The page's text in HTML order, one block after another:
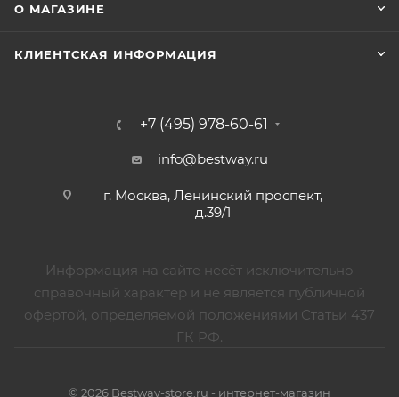
О МАГАЗИНЕ
КЛИЕНТСКАЯ ИНФОРМАЦИЯ
+7 (495) 978-60-61
info@bestway.ru
г. Москва, Ленинский проспект,
д.39/1
Информация на сайте несёт исключительно
справочный характер и не является публичной
офертой, определяемой положениями Статьи 437
ГК РФ.
© 2026 Bestway-store.ru - интернет-магазин